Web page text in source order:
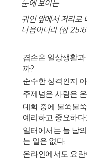
눈에 보이는
귀인 앞에서 저리로
나음이니라 (잠
겸손은 일상생활
까?
순수한 성격인지
주제넘은 사람은
대화 중에 불쑥불
예리하고 중요하
일터에서는 늘 남
는 일은 없다.
온라인에서도 요